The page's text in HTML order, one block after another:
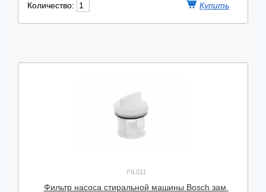
Количество:
FIL011
Фильтр насоса стиральной машины Bosch зам.